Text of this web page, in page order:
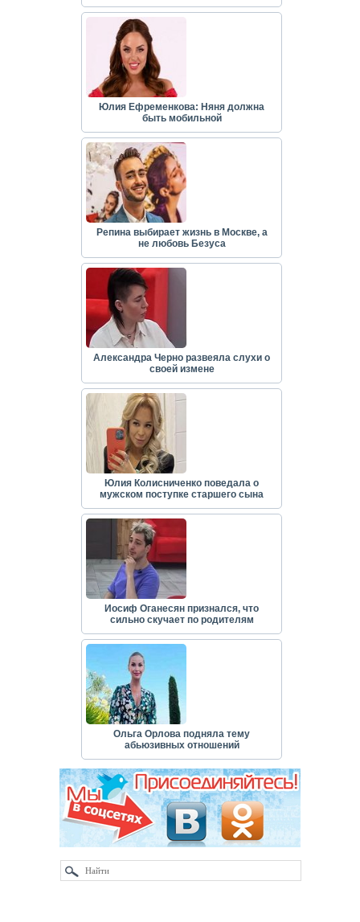
Юлия Ефременкова: Няня должна
быть мобильной
Репина выбирает жизнь в Москве, а
не любовь Безуса
Александра Черно развеяла слухи о
своей измене
Юлия Колисниченко поведала о
мужском поступке старшего сына
Иосиф Оганесян признался, что
сильно скучает по родителям
Ольга Орлова подняла тему
абьюзивных отношений